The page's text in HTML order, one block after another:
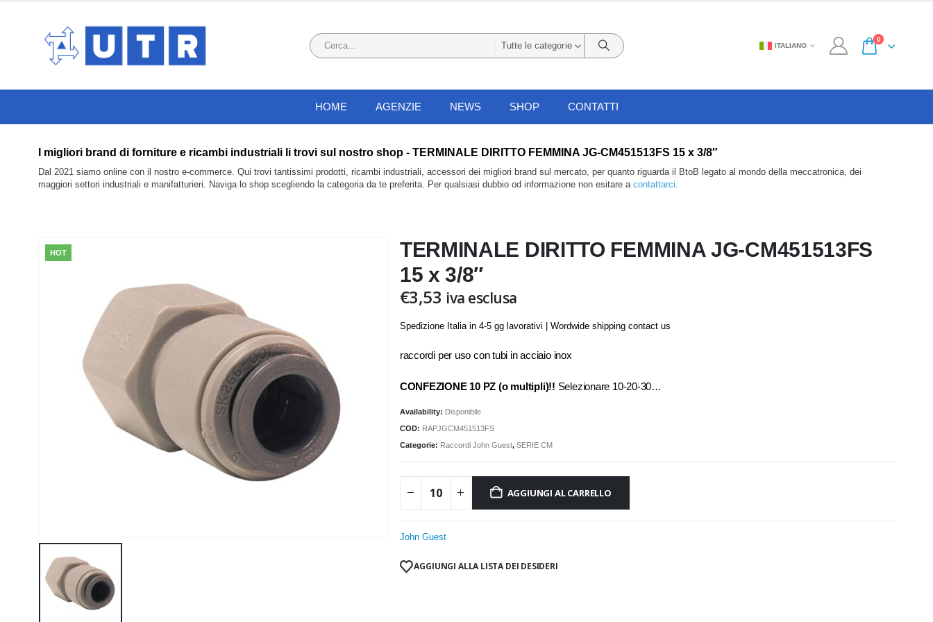
Tutte le categorie ITALIANO
0
HOME AGENZIE NEWS SHOP CONTATTI
I migliori brand di forniture e ricambi industriali li trovi sul nostro shop - TERMINALE DIRITTO FEMMINA JG-CM451513FS 15 x 3/8″
Dal 2021 siamo online con il nostro e-commerce. Qui trovi tantissimi prodotti, ricambi industriali, accessori dei migliori brand sul mercato, per quanto riguarda il BtoB legato al mondo della meccatronica, dei
maggiori settori industriali e manifatturieri. Naviga lo shop scegliendo la categoria da te preferita. Per qualsiasi dubbio od informazione non esitare a contattarci
HOT
TERMINALE DIRITTO FEMMINA JG-CM451513FS
15 x 3/8″
€3,53 iva esclusa
Spedizione Italia in 4-5 gg lavorativi | Wordwide shipping contact us
raccordi per uso con tubi in acciaio inox
CONFEZIONE 10 PZ (o multipli)!! Selezionare 10-20-30…
Availability: Disponibile
COD: RAPJGCM451513FS
Categorie: Raccordi John Guest, SERIE CM
AGGIUNGI AL CARRELLO
John Guest
AGGIUNGI ALLA LISTA DEI DESIDERI